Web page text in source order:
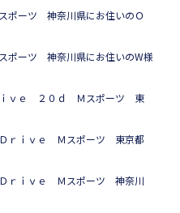
ーツ 神奈川県にお住いのＯ
ーツ 神奈川県にお住いのW様
ｖｅ ２０ｄ Ｍスポーツ 東
ｒｉｖｅ Ｍスポーツ 東京都
ｒｉｖｅ Ｍスポーツ 神奈川